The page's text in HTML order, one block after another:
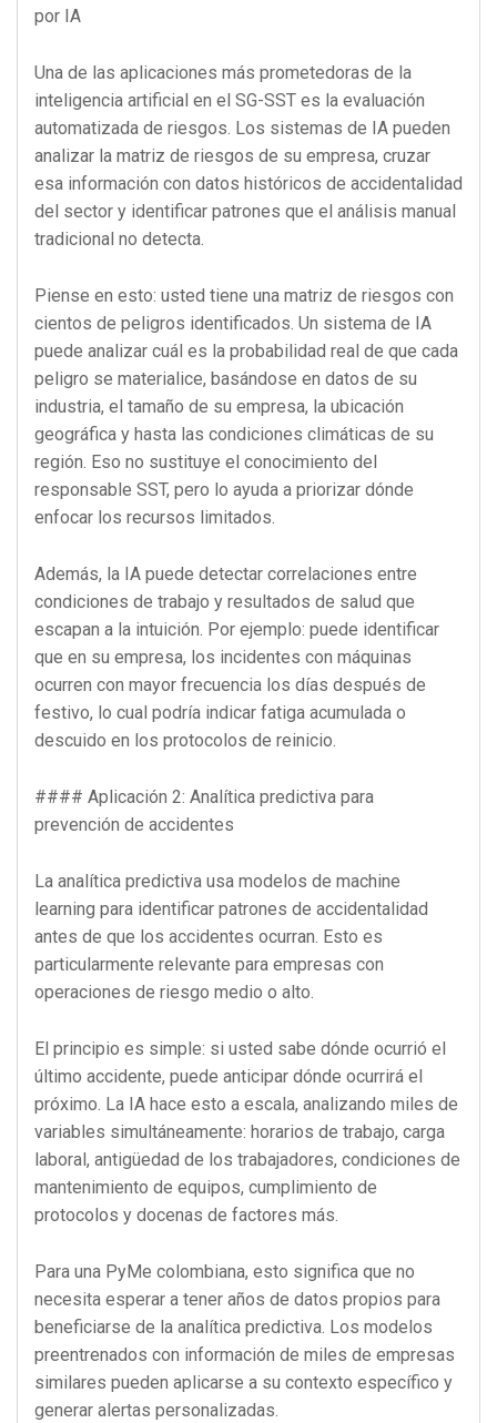
por IA
Una de las aplicaciones más prometedoras de la
inteligencia artificial en el SG-SST es la evaluación
automatizada de riesgos. Los sistemas de IA pueden
analizar la matriz de riesgos de su empresa, cruzar
esa información con datos históricos de accidentalidad
del sector y identificar patrones que el análisis manual
tradicional no detecta.
Piense en esto: usted tiene una matriz de riesgos con
cientos de peligros identificados. Un sistema de IA
puede analizar cuál es la probabilidad real de que cada
peligro se materialice, basándose en datos de su
industria, el tamaño de su empresa, la ubicación
geográfica y hasta las condiciones climáticas de su
región. Eso no sustituye el conocimiento del
responsable SST, pero lo ayuda a priorizar dónde
enfocar los recursos limitados.
Además, la IA puede detectar correlaciones entre
condiciones de trabajo y resultados de salud que
escapan a la intuición. Por ejemplo: puede identificar
que en su empresa, los incidentes con máquinas
ocurren con mayor frecuencia los días después de
festivo, lo cual podría indicar fatiga acumulada o
descuido en los protocolos de reinicio.
#### Aplicación 2: Analítica predictiva para
prevención de accidentes
La analítica predictiva usa modelos de machine
learning para identificar patrones de accidentalidad
antes de que los accidentes ocurran. Esto es
particularmente relevante para empresas con
operaciones de riesgo medio o alto.
El principio es simple: si usted sabe dónde ocurrió el
último accidente, puede anticipar dónde ocurrirá el
próximo. La IA hace esto a escala, analizando miles de
variables simultáneamente: horarios de trabajo, carga
laboral, antigüedad de los trabajadores, condiciones de
mantenimiento de equipos, cumplimiento de
protocolos y docenas de factores más.
Para una PyMe colombiana, esto significa que no
necesita esperar a tener años de datos propios para
beneficiarse de la analítica predictiva. Los modelos
preentrenados con información de miles de empresas
similares pueden aplicarse a su contexto específico y
generar alertas personalizadas.